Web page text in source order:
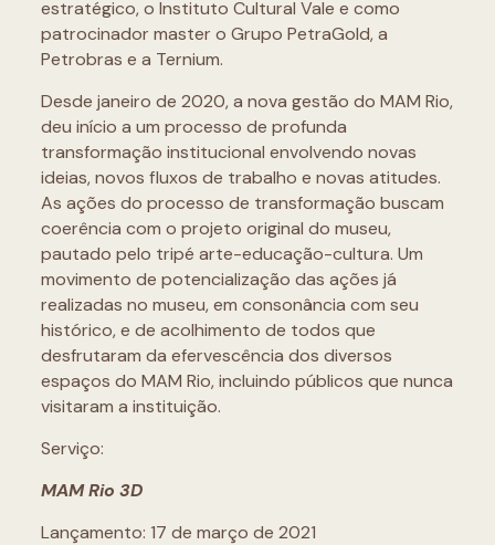
estratégico, o Instituto Cultural Vale e como
patrocinador master o Grupo PetraGold, a
Petrobras e a Ternium.
Desde janeiro de 2020, a nova gestão do MAM Rio,
deu início a um processo de profunda
transformação institucional envolvendo novas
ideias, novos fluxos de trabalho e novas atitudes.
As ações do processo de transformação buscam
coerência com o projeto original do museu,
pautado pelo tripé arte-educação-cultura. Um
movimento de potencialização das ações já
realizadas no museu, em consonância com seu
histórico, e de acolhimento de todos que
desfrutaram da efervescência dos diversos
espaços do MAM Rio, incluindo públicos que nunca
visitaram a instituição.
Serviço:
MAM Rio 3D
Lançamento: 17 de março de 2021